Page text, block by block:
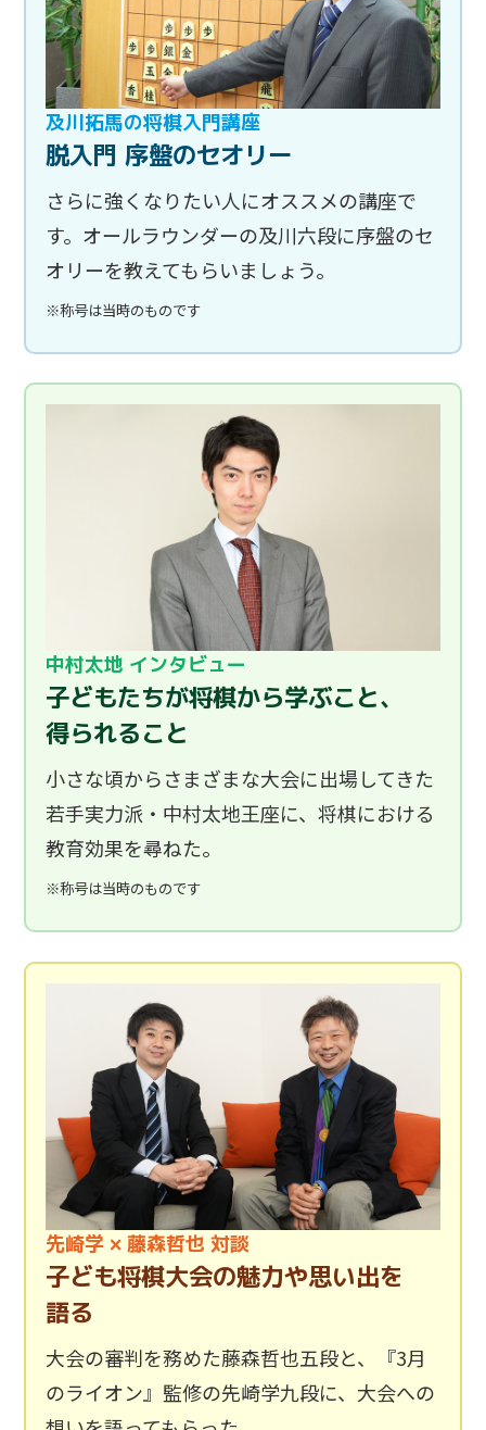
及川拓馬の将棋入門講座
脱入門 序盤のセオリー
さらに強くなりたい人にオススメの講座で
す。オールラウンダーの及川六段に序盤のセ
オリーを教えてもらいましょう。
※称号は当時のものです
中村太地 インタビュー
子どもたちが将棋から学ぶこと、
得られること
小さな頃からさまざまな大会に出場してきた
若手実力派・中村太地王座に、将棋における
教育効果を尋ねた。
※称号は当時のものです
先崎学 × 藤森哲也 対談
子ども将棋大会の魅力や思い出を
語る
大会の審判を務めた藤森哲也五段と、『3月
のライオン』監修の先崎学九段に、大会への